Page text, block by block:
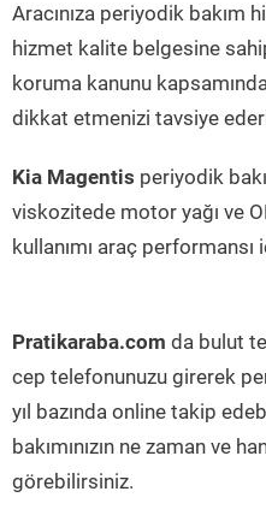
Aracınıza periyodik bakım
hizmet kalite belgesine
koruma kanunu
dikkat etmenizi tavsiye
Kia Magentis periyodik
viskozitede motor yağı ve
kullanımı araç
Pratikaraba.com da bulut
cep telefonunuzu girerek
yıl bazında online takip
bakımınızın ne zaman ve
görebilirsiniz.